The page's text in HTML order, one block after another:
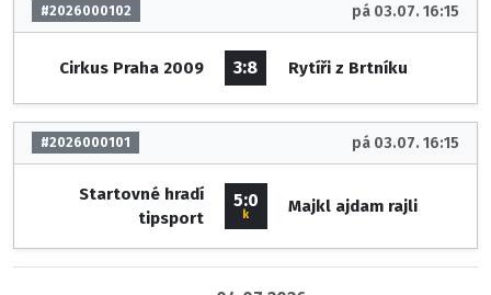
#2026000102 pá 03.07. 16:15
Cirkus Praha 2009 3:8 Rytíři z Brtníku
#2026000101 pá 03.07. 16:15
Startovné hradí
tipsport
5:0
k Majkl ajdam rajli